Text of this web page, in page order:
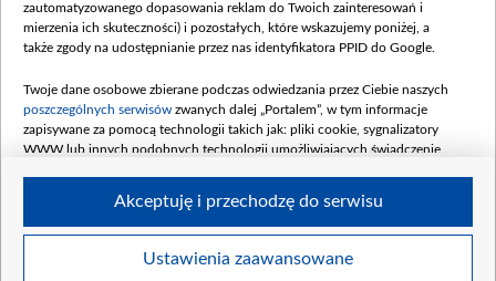
Dofinansowanie 900 000 000,00 PLN
Data podpisania umowy: LUTY 2026 (wpłata
kwiecień 180 mln, 7 maja 180 mln, 8
czerwca 90 mln)
Dofinansowanie 250 000 000,00 PLN
4 sierpnia 250 mln
zautomatyzowanego dopasowania reklam do Twoich zainteresowań i
mierzenia ich skuteczności) i pozostałych, które wskazujemy poniżej, a
także zgody na udostępnianie przez nas identyfikatora PPID do Google.
Twoje dane osobowe zbierane podczas odwiedzania przez Ciebie naszych
poszczególnych serwisów zwanych dalej „Portalem”, w tym informacje
zapisywane za pomocą technologii takich jak: pliki cookie, sygnalizatory
WWW lub innych podobnych technologii umożliwiających świadczenie
Twoje dane osobowe zbierane podczas odwiedzania przez Ciebie
Ustawienia zaawansowane
Akceptuję i przechodzę do serwisu